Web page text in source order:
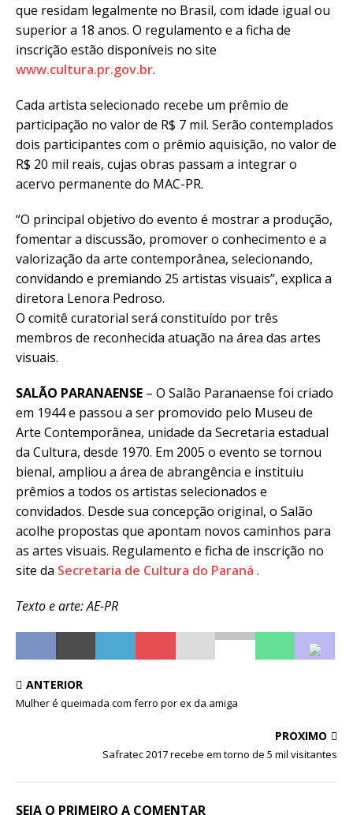
que residam legalmente no Brasil, com idade igual ou
superior a 18 anos. O regulamento e a ficha de
inscrição estão disponíveis no site
www.cultura.pr.gov.br.
Cada artista selecionado recebe um prêmio de
participação no valor de R$ 7 mil. Serão contemplados
dois participantes com o prêmio aquisição, no valor de
R$ 20 mil reais, cujas obras passam a integrar o
acervo permanente do MAC-PR.
“O principal objetivo do evento é mostrar a produção,
fomentar a discussão, promover o conhecimento e a
valorização da arte contemporânea, selecionando,
convidando e premiando 25 artistas visuais”, explica a
diretora Lenora Pedroso.
O comitê curatorial será constituído por três
membros de reconhecida atuação na área das artes
visuais.
SALÃO PARANAENSE – O Salão Paranaense foi criado
em 1944 e passou a ser promovido pelo Museu de
Arte Contemporânea, unidade da Secretaria estadual
da Cultura, desde 1970. Em 2005 o evento se tornou
bienal, ampliou a área de abrangência e instituiu
prêmios a todos os artistas selecionados e
convidados. Desde sua concepção original, o Salão
acolhe propostas que apontam novos caminhos para
as artes visuais. Regulamento e ficha de inscrição no
site da Secretaria de Cultura do Paraná .
Texto e arte: AE-PR
ANTERIOR
Mulher é queimada com ferro por ex da amiga
PRÓXIMO
Safratec 2017 recebe em torno de 5 mil visitantes
SEJA O PRIMEIRO A COMENTAR